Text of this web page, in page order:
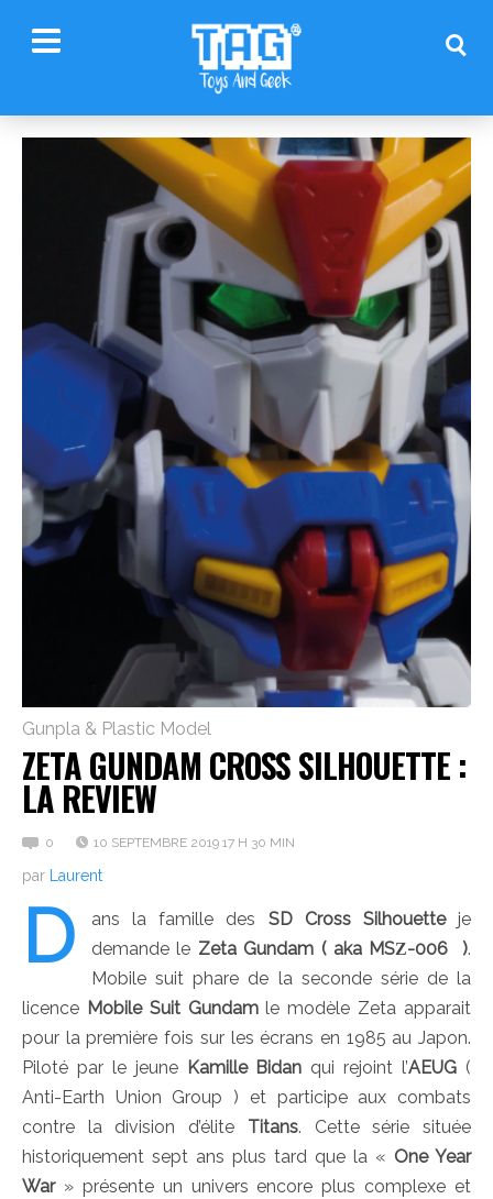
Gunpla & Plastic Model
ZETA GUNDAM CROSS SILHOUETTE :
LA REVIEW
0 10 SEPTEMBRE 2019 17 H 30 MIN
par Laurent
D ans la famille des SD Cross Silhouetteje
demande le Zeta Gundam ( aka MSΖ-006 ).
Mobile suit phare de la seconde série de la
licence Mobile Suit Gundamle modèle Zeta apparait
pour la première fois sur les écrans en 1985 au Japon.
Piloté par le jeune Kamille Bidan qui rejoint l’AEUG (
Anti-Earth Union Group ) et participe aux combats
contre la division d’élite Titans. Cette série située
historiquement sept ans plus tard que la « One Year
War» présente un univers encore plus complexe et